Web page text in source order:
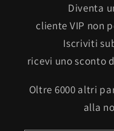
Diventa
cliente VIP non
Iscriviti
ricevi uno sconto
Oltre 6000 altri
alla